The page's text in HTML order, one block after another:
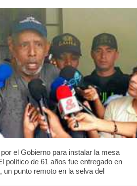
el Gobierno para instalar la mesa
político de 61 años fue entregado en
un punto remoto en la selva del